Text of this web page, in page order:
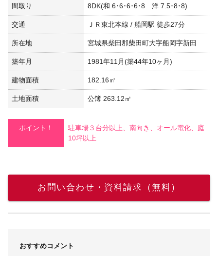
間取り 8DK(和 6･6･6･6･8 洋 7.5･8･8)
交通 ＪＲ東北本線 / 船岡駅 徒歩27分
所在地 宮城県柴田郡柴田町大字船岡字新田
築年月 1981年11月(築44年10ヶ月)
建物面積 182.16㎡
土地面積 公簿 263.12㎡
ポイント！
駐車場３台分以上、南向き、オール電化、庭
10坪以上
お問い合わせ・資料請求（無料）
おすすめコメント